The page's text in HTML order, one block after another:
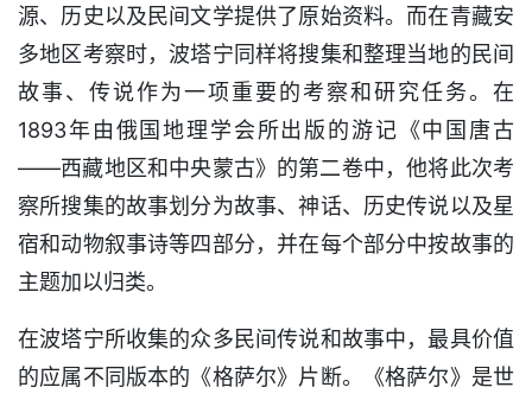
源、历史以及民间文学提供了原始资料。而在青藏安
多地区考察时，波塔宁同样将搜集和整理当地的民间
故事、传说作为一项重要的考察和研究任务。在
1893年由俄国地理学会所出版的游记《中国唐古
——西藏地区和中央蒙古》的第二卷中，他将此次考
察所搜集的故事划分为故事、神话、历史传说以及星
宿和动物叙事诗等四部分，并在每个部分中按故事的
主题加以归类。
在波塔宁所收集的众多民间传说和故事中，最具价值
的应属不同版本的《格萨尔》片断。《格萨尔》是世